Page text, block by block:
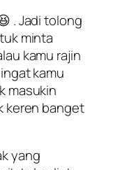
. Jadi tolong
minta
kamu rajin
kamu
masukin
keren banget
yang